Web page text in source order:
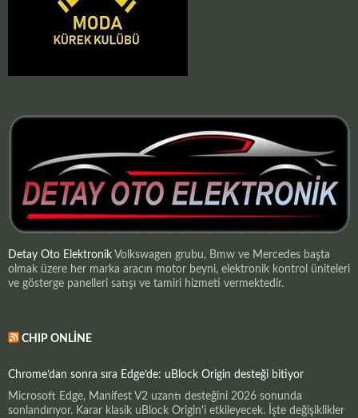
Detay Oto Elektronik Volkswagen grubu, Bmw ve Mercedes başta
olmak üzere her marka aracın motor beyni, elektronik kontrol üniteleri
ve gösterge panelleri satışı ve tamiri hizmeti vermektedir.
CHIP ONLINE
Chrome’dan sonra sıra Edge’de: uBlock Origin desteği bitiyor
Microsoft Edge, Manifest V2 uzantı desteğini 2026 sonunda
sonlandırıyor. Karar klasik uBlock Origin'i etkileyecek. İşte değişiklikler